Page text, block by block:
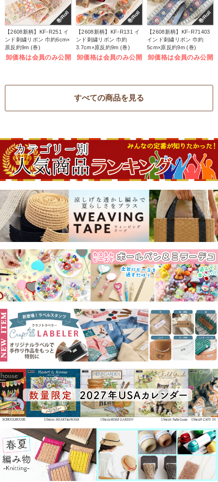
巻/Roll
【2608新柄】KF-R251 イ
ンド刺繍リボン 巾約6cm×
原反約9m (巻)
卸価格は会員のみ公開
巻/Roll
【2608新柄】KF-R131 イ
ンド刺繍リボン 巾約
3.7cm×原反約9m (巻)
卸価格は会員のみ公開
巻/Roll
【2608新柄】KF-R71403
インド刺繍リボン 巾約
5cm×原反約9m (巻)
卸価格は会員のみ公開
すべての商品を見る